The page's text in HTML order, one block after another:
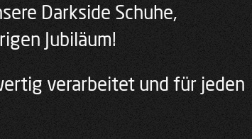
Darkside Schuhe,
Jubiläum!
verarbeitet und für jeden